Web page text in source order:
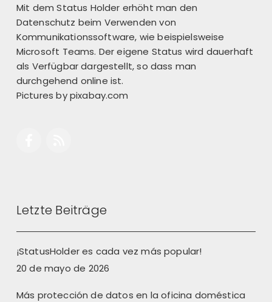
Mit dem Status Holder erhöht man den
Datenschutz beim Verwenden von
Kommunikationssoftware, wie beispielsweise
Microsoft Teams. Der eigene Status wird dauerhaft
als Verfügbar dargestellt, so dass man
durchgehend online ist.
Pictures bypixabay.com
Letzte Beiträge
¡StatusHolder es cada vez más popular!
20 de mayo de 2026
Más protección de datos en la oficina doméstica